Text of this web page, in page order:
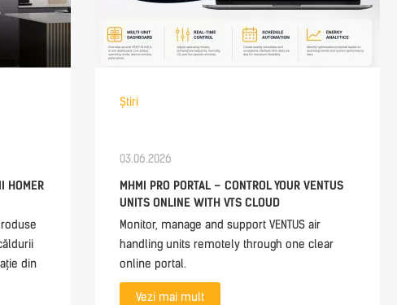
HOMER
din
Știri
03.06.2026
MHMI PRO PORTAL – CONTROL YOUR VENTUS
UNITS ONLINE WITH VTS CLOUD
Monitor, manage and support VENTUS air
handling units remotely through one clear
online portal.
Vezi mai mult